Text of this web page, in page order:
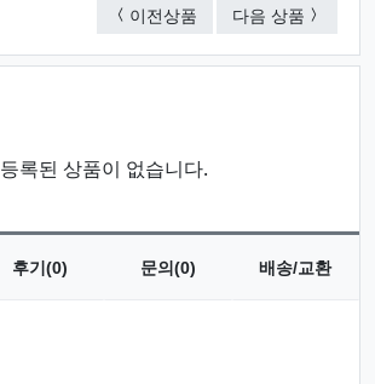
이전상품 젠 롱스픈 5P
다음 상품 스윗 하
등록된 상품이 없습니다.
후기(0) 문의(0) 배송/교환